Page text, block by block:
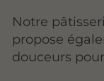
Notre
propose
douceurs